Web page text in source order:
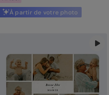
À partir de votre photo